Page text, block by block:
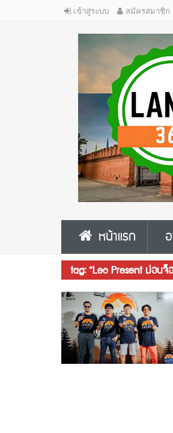
เข้าสู่ระบบ สมัครสมาชิก
หน้าแรก
tag: “Leo Present ม่อนจ็